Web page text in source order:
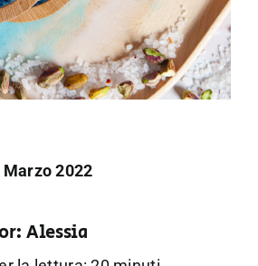
2022
Alessia